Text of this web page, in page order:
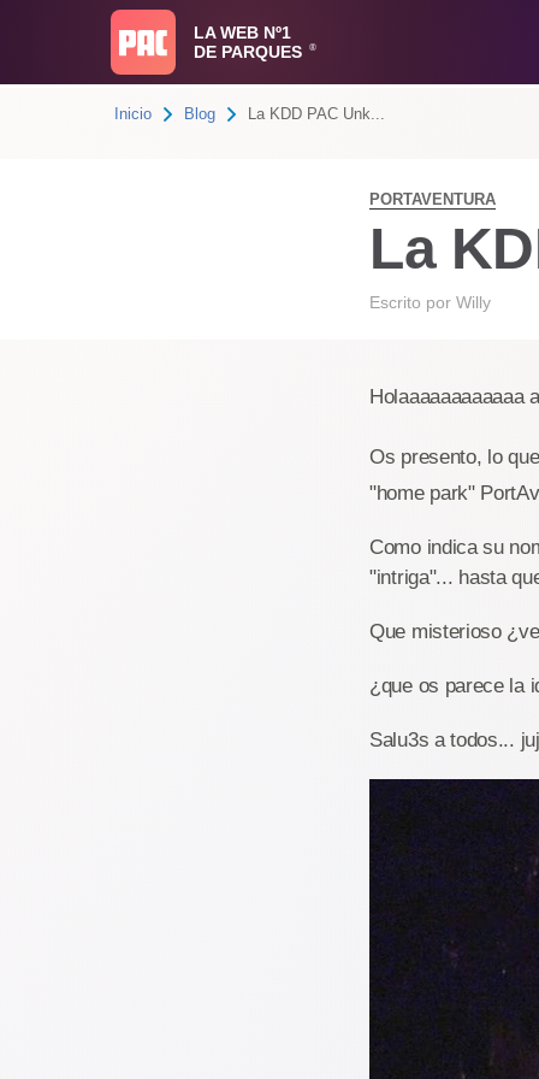
LA WEB Nº1
DE PARQUES
®
Inicio Blog La KDD PAC Unk...
PORTAVENTURA
La
Escrito por Willy
Os presento, lo
"home park"
Como indica su
"intriga"... hasta
Que misterioso
¿que os parece la
Salu3s a todos...